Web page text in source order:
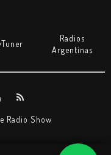
Radios
Argentinas
Radio Show